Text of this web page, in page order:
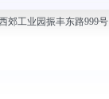
郊工业园振丰东路999号